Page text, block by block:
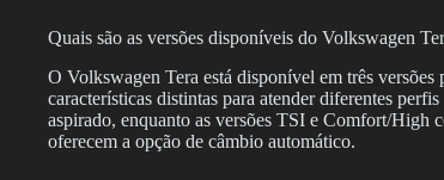
Quais são as versões disponíveis do Volkswagen
O Volkswagen Tera está disponível em três
características distintas para atender diferentes
aspirado, enquanto as versões TSI e Comfort/High
oferecem a opção de câmbio automático.